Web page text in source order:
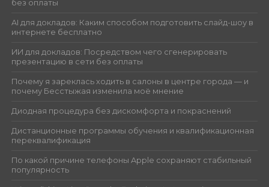
без оплаты
AI для докладов: Каким способом подготовить слайд-шоу в
интернете бесплатно
ИИ для докладов: Посредством чего сгенерировать
презентацию в сети без оплаты
Почему я зареклась ходить в салоны в центре города — и
почему Бесстыжая изменила моё мнение
Диодная процедура без дискомфорта и покраснений
Дистанционные программы обучения и квалификационная
переквалификация
По какой причине телефоны Apple сохраняют стабильный
популярность